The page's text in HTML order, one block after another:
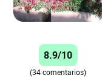
8.9/10
(34 comentarios)